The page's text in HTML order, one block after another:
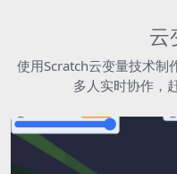
云
使用Scratch云变量技术制
多人实时协作，